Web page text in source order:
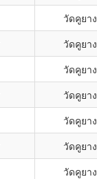
วัดคูยาง
วัดคูยาง
วัดคูยาง
วัดคูยาง
วัดคูยาง
วัดคูยาง
วัดคูยาง